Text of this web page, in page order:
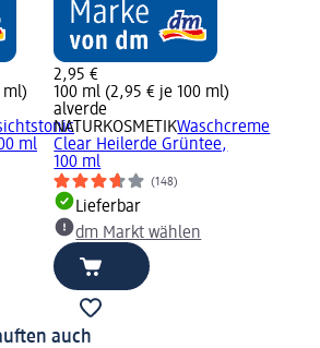
ml)
ml
2,95 €
100 ml (2,95 € je 100 ml)
alverde
NATURKOSMETIKWaschcreme
Clear Heilerde Grüntee,
100 ml
(148)
Lieferbar
dm Markt wählen
auch